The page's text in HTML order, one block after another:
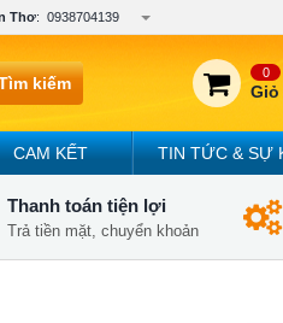
Thơ: 0938704139
kiếm
0
Giỏ
CAM KẾT TIN TỨC & SỰ
Thanh toán tiện lợi
Trả tiền mặt, chuyển khoản